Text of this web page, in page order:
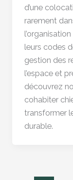
d’une
rarement
leurs codes
gestion des
l’espace et
découvrez
cohabiter
transformer
durable.